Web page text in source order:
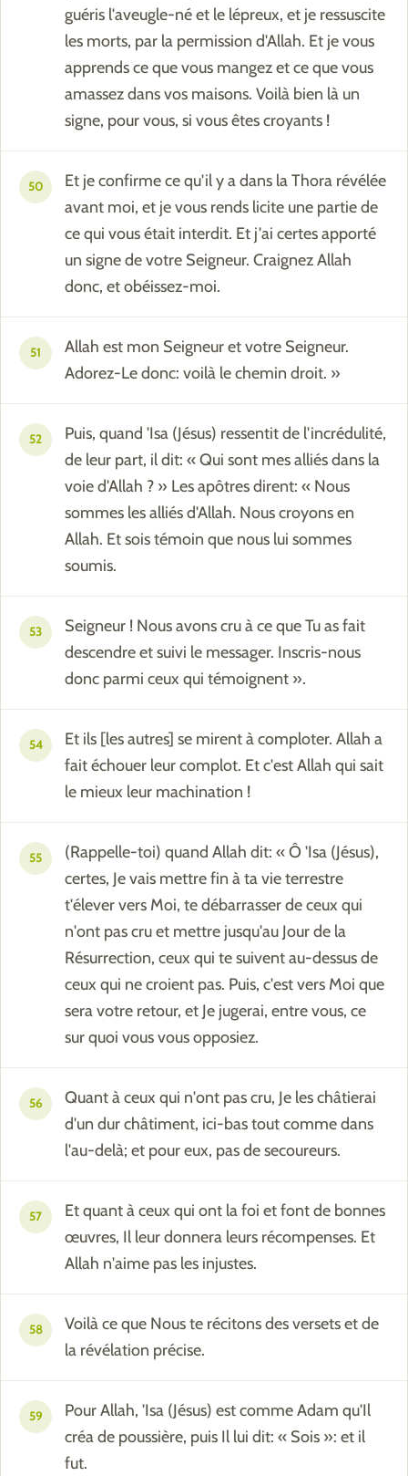
guéris l'aveugle-né et le lépreux, et je ressuscite
les morts, par la permission d'Allah. Et je vous
apprends ce que vous mangez et ce que vous
amassez dans vos maisons. Voilà bien là un
signe, pour vous, si vous êtes croyants !
50
Et je confirme ce qu'il y a dans la Thora révélée
avant moi, et je vous rends licite une partie de
ce qui vous était interdit. Et j'ai certes apporté
un signe de votre Seigneur. Craignez Allah
donc, et obéissez-moi.
51
Allah est mon Seigneur et votre Seigneur.
Adorez-Le donc: voilà le chemin droit. »
52
Puis, quand 'Isa (Jésus) ressentit de l'incrédulité,
de leur part, il dit: « Qui sont mes alliés dans la
voie d'Allah ? » Les apôtres dirent: « Nous
sommes les alliés d'Allah. Nous croyons en
Allah. Et sois témoin que nous lui sommes
soumis.
53
Seigneur ! Nous avons cru à ce que Tu as fait
descendre et suivi le messager. Inscris-nous
donc parmi ceux qui témoignent ».
54
Et ils [les autres] se mirent à comploter. Allah a
fait échouer leur complot. Et c'est Allah qui sait
le mieux leur machination !
55
(Rappelle-toi) quand Allah dit: « Ô 'Isa (Jésus),
certes, Je vais mettre fin à ta vie terrestre
t'élever vers Moi, te débarrasser de ceux qui
n'ont pas cru et mettre jusqu'au Jour de la
Résurrection, ceux qui te suivent au-dessus de
ceux qui ne croient pas. Puis, c'est vers Moi que
sera votre retour, et Je jugerai, entre vous, ce
sur quoi vous vous opposiez.
56
Quant à ceux qui n'ont pas cru, Je les châtierai
d'un dur châtiment, ici-bas tout comme dans
l'au-delà; et pour eux, pas de secoureurs.
57
Et quant à ceux qui ont la foi et font de bonnes
œuvres, Il leur donnera leurs récompenses. Et
Allah n'aime pas les injustes.
58
Voilà ce que Nous te récitons des versets et de
la révélation précise.
59
Pour Allah, 'Isa (Jésus) est comme Adam qu'Il
créa de poussière, puis Il lui dit: « Sois »: et il
fut.